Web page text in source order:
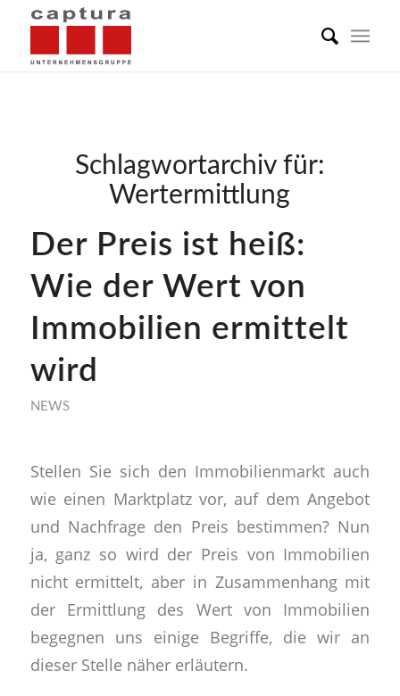
Schlagwortarchiv für:
Wertermittlung
Der Preis ist heiß:
Wie der Wert von
Immobilien ermittelt
wird
NEWS
Stellen Sie sich den Immobilienmarkt auch
wie einen Marktplatz vor, auf dem Angebot
und Nachfrage den Preis bestimmen? Nun
ja, ganz so wird der Preis von Immobilien
nicht ermittelt, aber in Zusammenhang mit
der Ermittlung des Wert von Immobilien
begegnen uns einige Begriffe, die wir an
dieser Stelle näher erläutern.